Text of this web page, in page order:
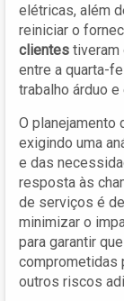
elétricas, além
reiniciar o
clientes tiveram
entre a quarta-
trabalho árduo
O planejamento
exigindo uma
e das
resposta às
de serviços é
minimizar o
para garantir
comprometidas
outros riscos